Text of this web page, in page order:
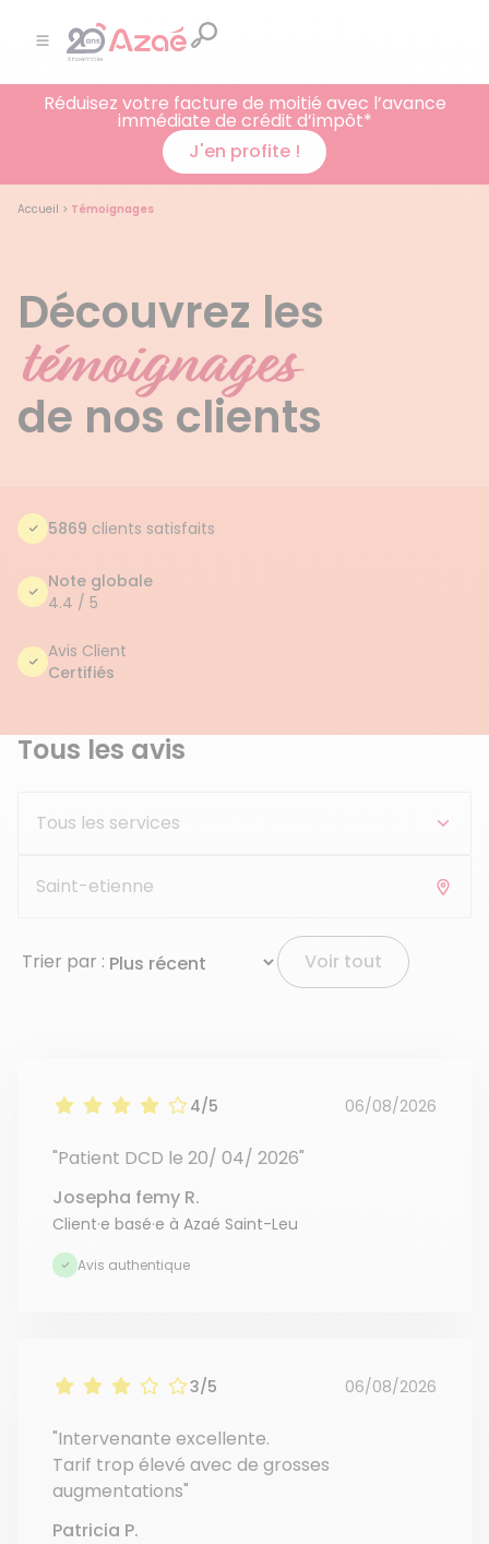
Réduisez votre facture de moitié avec l’avance
immédiate de crédit d’impôt*
J'en profite !
Accueil > Témoignages
Découvrez les
témoignages
de nos clients
5869 clients satisfaits
Note globale
4.4 / 5
Avis Client
Certifiés
Tous les avis
Trier par : Voir tout
4/5 06/08/2026
"Patient DCD le 20/ 04/ 2026"
Josepha femy R.
Client·e basé·e à Azaé Saint-Leu
Avis authentique
3/5 06/08/2026
"Intervenante excellente.
Tarif trop élevé avec de grosses
augmentations"
Patricia P.